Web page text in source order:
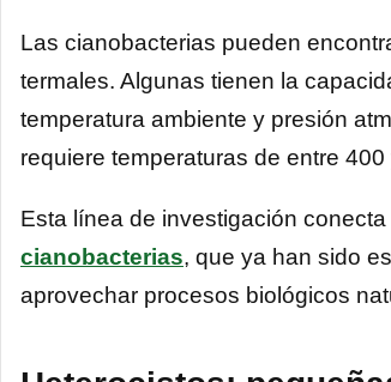
Las cianobacterias pueden
termales. Algunas tienen la
temperatura ambiente y presión
requiere temperaturas de entre
Esta línea de investigación
cianobacterias, que ya han sido
aprovechar procesos biológicos